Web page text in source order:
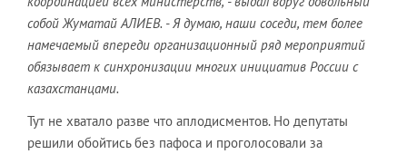
собой Жуматай АЛИЕВ. - Я думаю, наши соседи, тем более
намечаемый впереди организационный ряд мероприятий
обязывает к синхронизации многих инициатив России с
казахстанцами.
Тут не хватало разве что аплодисментов. Но депутаты
решили обойтись без пафоса и проголосовали за